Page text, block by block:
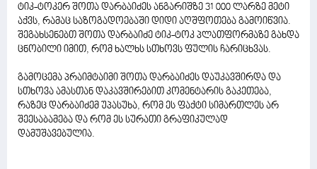
ტიკ-ტოკერ შოთა დარბაიძეს ანგარიშზე 31 000 ლარზე მეტი
აქვს, რამაც საზოგადოებაში დიდი აღშფოთება გამოიწვია.
შეგახსენებთ შოთა დარბაიძე ტიკ-ტოკ პლათფორმაზე გახდა
ცნობილი იმით, რომ ხალხს სთხოვს ფულის ჩარიცხვას.
გამოცემა პრაიმტაიმი შოთა დარბაიძეს დაუკავშირდა და
სთხოვა ამასთან დაკავშირებით კომენტარის გაკეთება,
რაზეც დარბაიძემ უპასუხა, რომ ეს ფაქტი სიმართლეს არ
შეესაბამება და რომ ეს სურათი გრაფიკულად
დამუშავებულია.